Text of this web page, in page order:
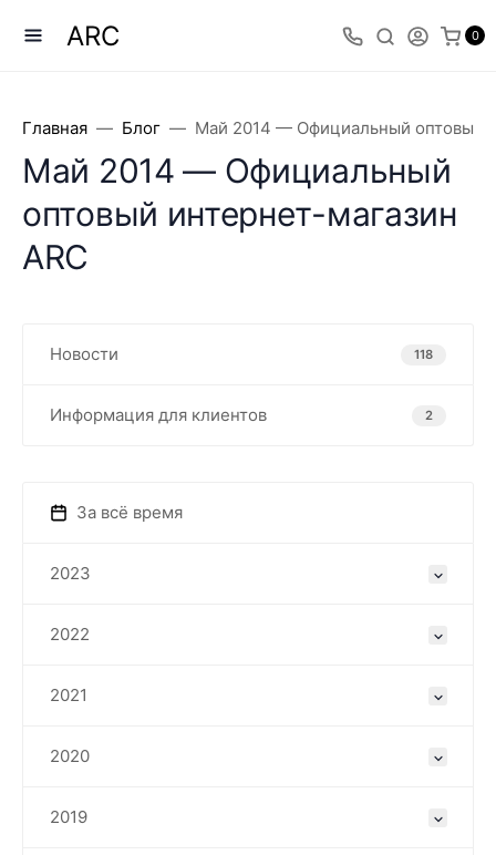
ARC 0
Главная Блог Май 2014 — Официальный оптовый
Май 2014 — Официальный
оптовый интернeт-магазин
ARC
Новости 118
Информация для клиентов 2
За всё время
2023
2022
2021
2020
2019